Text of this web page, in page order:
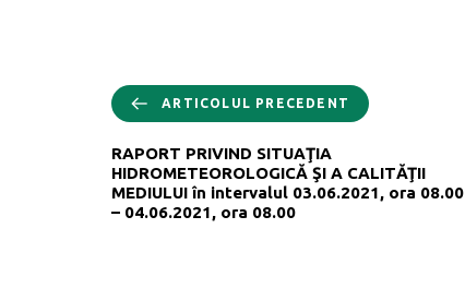
ARTICOLUL PRECEDENT
RAPORT PRIVIND SITUAŢIA
HIDROMETEOROLOGICĂ ŞI A CALITĂŢII
MEDIULUI în intervalul 03.06.2021, ora 08.00
– 04.06.2021, ora 08.00